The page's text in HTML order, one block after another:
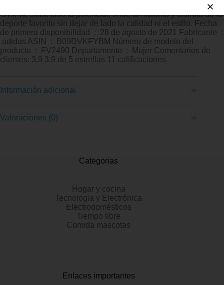
GTX W. Saca todo tu potencial, rinde al máximo y disfruta de tu
deporte favorito sin dejar de lado la calidad ni el estilo. Fecha
de primera disponibilidad ‏ : ‎ 28 de agosto de 2021 Fabricante ‏ :
‎ adidas ASIN ‏ : ‎ B09DVKFYBM Número de modelo del
producto ‏ : ‎ FV2490 Departamento ‏ : ‎ Mujer Comentarios de
clientes: 3.9 3.9 de 5 estrellas 11 calificaciones
Información adicional
Valoraciones (0)
Categorias
Hogar y cocina
Tecnologia y Electrónica
Electrodomésticos
Tiempo libre
Comida mascotas
Enlaces importantes